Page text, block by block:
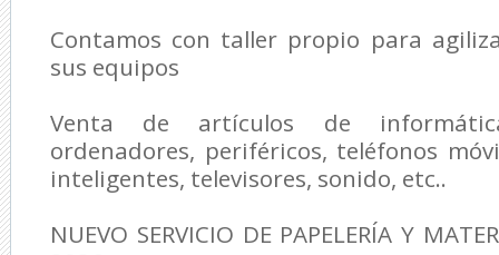
Contamos con taller propio para
sus equipos
Venta de artículos de
ordenadores, periféricos, teléfonos
inteligentes, televisores, sonido, etc..
NUEVO SERVICIO DE PAPELERÍA Y